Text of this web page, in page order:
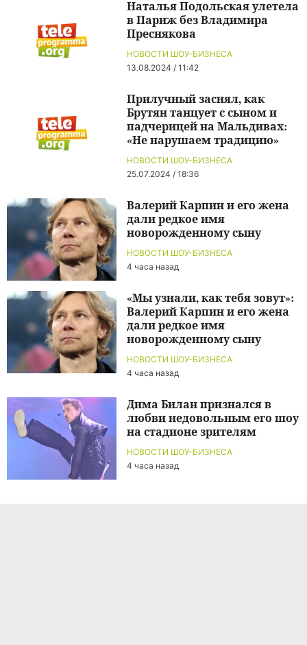
НОВОСТИ ШОУ-БИЗНЕСА
13.08.2024 / 11:42
Наталья Подольская улетела
в Париж без Владимира
Преснякова
НОВОСТИ ШОУ-БИЗНЕСА
25.07.2024 / 18:36
Прилучный заснял, как
Брутян танцует с сыном и
падчерицей на Мальдивах:
«Не нарушаем традицию»
НОВОСТИ ШОУ-БИЗНЕСА
4 часа назад
Валерий Карпин и его жена
дали редкое имя
новорожденному сыну
НОВОСТИ ШОУ-БИЗНЕСА
4 часа назад
«Мы узнали, как тебя зовут»:
Валерий Карпин и его жена
дали редкое имя
новорожденному сыну
НОВОСТИ ШОУ-БИЗНЕСА
4 часа назад
Дима Билан признался в
любви недовольным его шоу
на стадионе зрителям